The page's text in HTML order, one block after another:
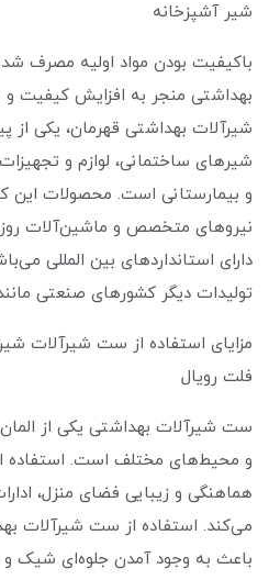
شیر آشپزخانه
باکیفیت بودن مواد اولیه مصرف
بهداشتی منجر به افزایش کیفیت
شیرآلات بهداشتی قهرمان، یکی از
شیرهای ساختمانی، لوازم و
و بیمارستانی است. محصولات این
نیروهای متخصص و ماشین‌آلات
دارای استانداردهای بین المللی
تولیدات دیگر کشورهای صنعتی
مزایای استفاده از ست شیرآلات
فلت رویال
ست شیرآلات بهداشتی یکی از
و محیط‌های مختلف است. استفاده
هماهنگی و زیبایی فضای منزل،
می‌کند. استفاده از ست شیرآلات
باعث به وجود آمدن جلوه‌ای شیک